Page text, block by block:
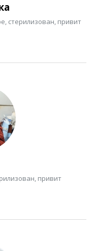
стерилизован, привит
привит